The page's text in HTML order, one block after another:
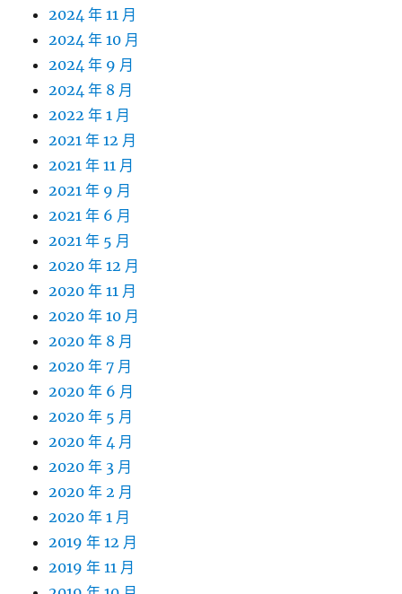
2024 年 11 月
2024 年 10 月
2024 年 9 月
2024 年 8 月
2022 年 1 月
2021 年 12 月
2021 年 11 月
2021 年 9 月
2021 年 6 月
2021 年 5 月
2020 年 12 月
2020 年 11 月
2020 年 10 月
2020 年 8 月
2020 年 7 月
2020 年 6 月
2020 年 5 月
2020 年 4 月
2020 年 3 月
2020 年 2 月
2020 年 1 月
2019 年 12 月
2019 年 11 月